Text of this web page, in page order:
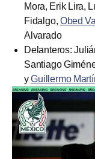
Mora, Erik Lira,
Fidalgo, Obed
Alvarado
Delanteros:
Santiago
yGuillermo